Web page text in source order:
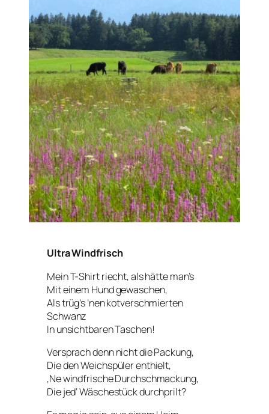
Ultra Windfrisch
Mein T-Shirt riecht, als hätte man’s
Mit einem Hund gewaschen,
Als trüg’s ’nen kotverschmierten
Schwanz
In unsichtbaren Taschen!
Versprach denn nicht die Packung,
Die den Weichspüler enthielt,
‚Ne windfrische Durchschmackung,
Die jed‘ Wäschestück durchprilt?